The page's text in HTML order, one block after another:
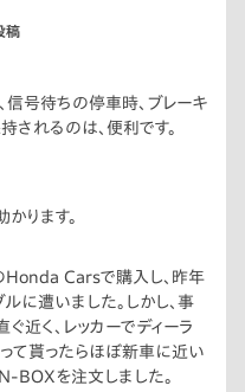
稿
信号待ちの停車時、ブレーキ
されるのは、便利です。
ります。
Carsで購入し、昨年
に遭いました。しかし、事
く、レッカーでディーラ
て貰ったらほぼ新車に近い
BOXを注文しました。